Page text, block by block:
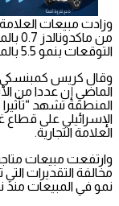
وزادت مبيعات العلامة
من
التوقعات بنمو 5.5 بالمئة، وفقا لبيانات مجموعة بورصات لندن.
وقال كريس كمبنسكي
الماضي إن عددا من
المنطقة تشهد
الإسرائيلي على
العلامة التجارية.
نمو في المبيعات